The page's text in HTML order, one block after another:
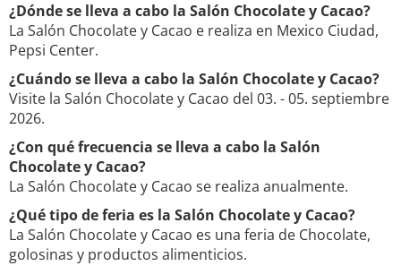
¿Dónde se lleva a cabo la Salón Chocolate y Cacao?
La Salón Chocolate y Cacao e realiza en Mexico Ciudad,
Pepsi Center.
¿Cuándo se lleva a cabo la Salón Chocolate y Cacao?
Visite la Salón Chocolate y Cacao del 03. - 05. septiembre
2026.
¿Con qué frecuencia se lleva a cabo la Salón
Chocolate y Cacao?
La Salón Chocolate y Cacao se realiza anualmente.
¿Qué tipo de feria es la Salón Chocolate y Cacao?
La Salón Chocolate y Cacao es una feria de Chocolate,
golosinas y productos alimenticios.